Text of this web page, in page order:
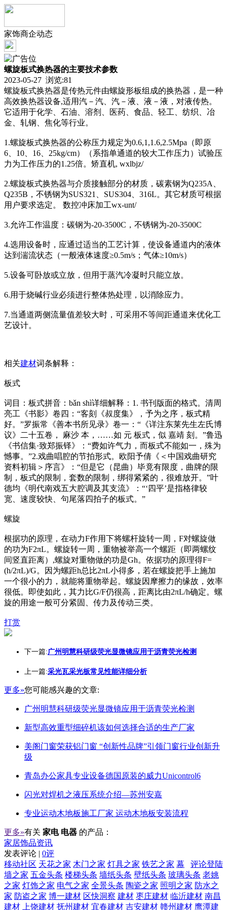
家饰商企动态
螺旋板式换热器的主要技术参数
2023-05-27 浏览:81
螺旋板式换热器是传热元件由螺旋形板组成的换热器，是一种
高效换热器设备,适用汽－汽、汽－液、液－液，对液传热。
它适用于化学、石油、溶剂、医药、食品、轻工、纺织、冶
金、轧钢、焦化等行业。
1.螺旋板式换热器的公称压力规定为0.6,1,1.6,2.5Mpa（即原
6、10、16、25kg/cm）（系指单通道的较大工作压力）试验压
力为工作压力的1.25倍。矫直机, wxlbjz/
2.螺旋板式换热器与介质接触部分的材质，碳素钢为Q235A、
Q235B，不锈钢为SUS321、SUS304、316L。其它材质可根据
用户要求选定。 数控冲床加工wx-unt/
3.允许工作温度：碳钢为-20-3500C，不锈钢为-20-3500C
4.选用设备时，应通过适当的工艺计算，使设备通道内的液体
达到湍流状态（一般液体速度≥0.5m/s；气体≥10m/s）
5.设备可卧放或立放，但用于蒸汽冷凝时只能立放。
6.用于烧碱行业必须进行整体热处理，以消除应力。
7.当通道两侧流量值差较大时，可采用不等间距通道来优化工
艺设计。
相关建材词条解释：
板式
词目：板式拼音：bǎn shì详细解释：1. 书刊版面的格式。清周
亮工《书影》卷四：“客刻《叔度集》，予为之序，板式精
好。”罗振常《善本书所见录》卷一：“《详注东莱先生左氏博
议》二十五卷， 麻沙 本，……如 元 板式，似 嘉靖 刻。”鲁迅
《书信集·致郑振铎》：“费如许气力，而板式不能如一，殊为
憾事。”2.戏曲唱腔的节拍形式。欧阳予倩《＜中国戏曲研究
资料初辑＞序言》：“但是它（昆曲）毕竟有限度，曲牌的限
制，板式的限制，套数的限制，绑得紧紧的，很难放开。”叶
德均《明代南戏五大腔调及其支流》：“‘四平’是指格律较
宽、速度较快、句尾落四拍子的板式。”
螺旋
根据功的原理，在动力F作用下将螺杆旋转一周，F对螺旋做
的功为F2πL。螺旋转一周，重物被举高一个螺距（即两螺纹
间竖直距离）,螺旋对重物做的功是Gh。依据功的原理得F=
(h/2πL)/G。因为螺距h总比2πL小得多，若在螺旋把手上施加
一个很小的力，就能将重物举起。螺旋因摩擦力的缘故，效率
很低。即使如此，其力比G/F仍很高，距离比由2πL/h确定。螺
旋的用途一般可分紧固、传力及传动三类。
打赏
下一篇:广州明慧科研级荧光显微镜应用于沥青荧光检测
上一篇:采光瓦采光板常见性能详细分析
更多»您可能感兴趣的文章:
广州明慧科研级荧光显微镜应用于沥青荧光检测
新型高效重型细碎机该如何选择合适的生产厂家
美阁门窗荣获铝门窗 “创新性品牌”引领门窗行业创新升
级
青岛办公家具专业设备德国原装的威力Unicontrol6
闪光对焊机之液压系统介绍—苏州安嘉
专业运动木地板施工厂家 运动木地板安装流程
更多»有关 家电 电器 的产品：
家居饰品资讯
发表评论 | 0评
评论登陆
移动社区 天花之家 木门之家 灯具之家 铁艺之家 幕
墙之家 五金头条 楼梯头条 墙纸头条 壁纸头条 玻璃头条 老姚
之家 灯饰之家 电气之家 全景头条 陶瓷之家 照明之家 防水之
家 防盗之家 博一建材 区快洞察 建材 枣庄建材 临沂建材 南昌
建材
上饶建材 抚州建材 宜春建材 吉安建材 赣州建材 鹰潭建